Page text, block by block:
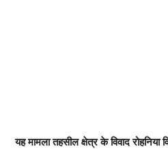
यह मामला तहसील क्षेत्र के विवाद